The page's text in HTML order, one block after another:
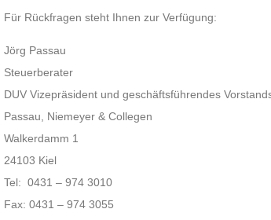
Für Rückfragen steht Ihnen zur Verfügung:
Jörg Passau
Steuerberater
DUV Vizepräsident und geschäftsführendes
Passau, Niemeyer & Collegen
Walkerdamm 1
24103 Kiel
Tel: 0431 – 974 3010
Fax: 0431 – 974 3055